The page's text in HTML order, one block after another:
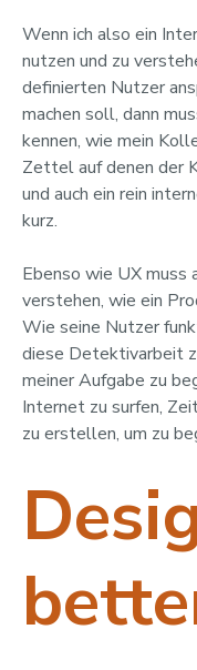
Wenn ich also ein
nutzen und zu
definierten Nutzer
machen soll, dann
kennen, wie mein
Zettel auf denen der
und auch ein rein
kurz.
Ebenso wie UX muss
verstehen, wie ein
Wie seine Nutzer
diese Detektivarbeit
meiner Aufgabe zu
Internet zu surfen,
zu erstellen, um zu